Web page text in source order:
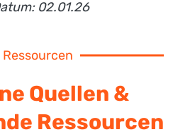
02.01.26
Ressourcen
Quellen &
Ressourcen